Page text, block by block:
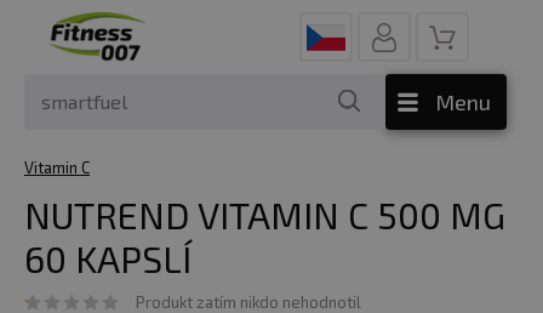
Menu
Vitamin C
NUTREND VITAMIN C 500 MG
60 KAPSLÍ
Produkt zatím nikdo nehodnotil